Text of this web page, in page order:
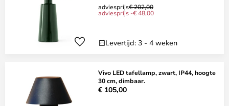
adviesprijs€ 202,00
adviesprijs -€ 48,00
Levertijd: 3 - 4 weken
Vivo LED tafellamp, zwart, IP44, hoogte
30 cm, dimbaar.
€ 105,00